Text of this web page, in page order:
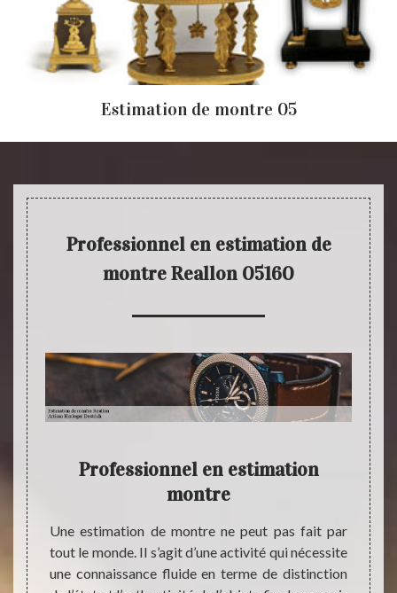
Estimation de montre 05
Professionnel en estimation de
montre Reallon 05160
la
de
pour
une
Professionnel en estimation
montre
Une estimation de montre ne peut pas fait par
tout le monde. Il s’agit d’une activité qui nécessite
une connaissance fluide en terme de distinction
plus